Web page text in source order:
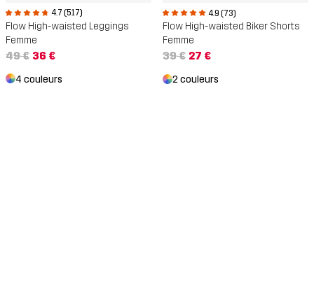
4.7 (517)
Flow High-waisted Leggings
Femme
49 € 36 €
4 couleurs
4.9 (73)
Flow High-waisted Biker Shorts
Femme
39 € 27 €
2 couleurs